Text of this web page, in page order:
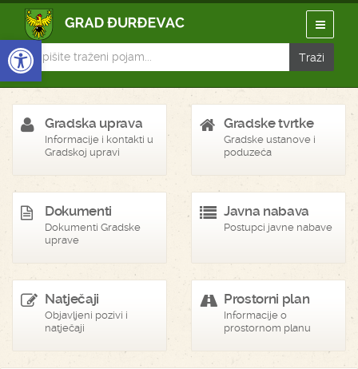
Open toolbar
Gradska uprava
Informacije i kontakti u
Gradskoj upravi
Gradske tvrtke
Gradske ustanove i
poduzeća
Dokumenti
Dokumenti Gradske
uprave
Javna nabava
Postupci javne nabave
Natječaji
Objavljeni pozivi i
natječaji
Prostorni plan
Informacije o
prostornom planu